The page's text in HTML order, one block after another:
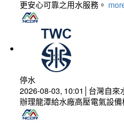
更安心可靠之用水服務。
停水
2026-08-03, 10:01│台灣自來
辦理龍潭給水廠高壓電氣設